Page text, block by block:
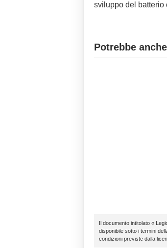
sviluppo del batterio
Potrebbe
Il documento intitolato «
disponibile sotto i termini
condizioni previste dalla